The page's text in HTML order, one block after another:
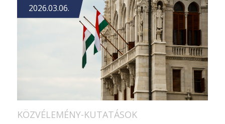
2026.03.06.
KÖZVÉLEMÉNY-KUTATÁSOK